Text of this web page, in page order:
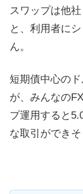
スワップは他
と、利用者に
ん。
短期債中心の
が、みんなの
プ運用すると
な取引ができそ